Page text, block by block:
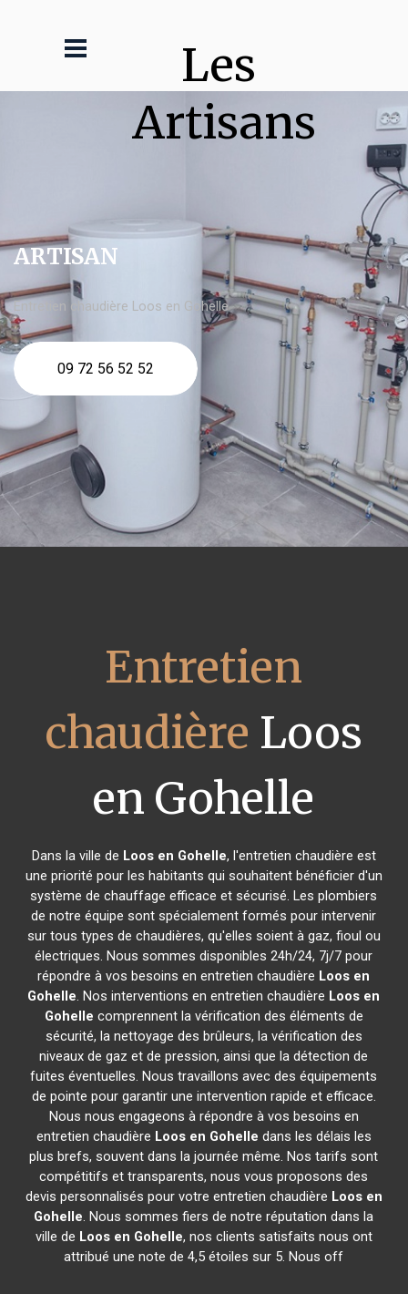
Les
Artisans
ARTISAN
Entretien chaudière Loos en Gohelle
09 72 56 52 52
Entretien
chaudière Loos
en Gohelle
Dans la ville de Loos en Gohelle, l'entretien chaudière est
une priorité pour les habitants qui souhaitent bénéficier d'un
système de chauffage efficace et sécurisé. Les plombiers
de notre équipe sont spécialement formés pour intervenir
sur tous types de chaudières, qu'elles soient à gaz, fioul ou
électriques. Nous sommes disponibles 24h/24, 7j/7 pour
répondre à vos besoins en entretien chaudière Loos en
Gohelle. Nos interventions en entretien chaudière Loos en
Gohelle comprennent la vérification des éléments de
sécurité, la nettoyage des brûleurs, la vérification des
niveaux de gaz et de pression, ainsi que la détection de
fuites éventuelles. Nous travaillons avec des équipements
de pointe pour garantir une intervention rapide et efficace.
Nous nous engageons à répondre à vos besoins en
entretien chaudière Loos en Gohelle dans les délais les
plus brefs, souvent dans la journée même. Nos tarifs sont
compétitifs et transparents, nous vous proposons des
devis personnalisés pour votre entretien chaudière Loos en
Gohelle. Nous sommes fiers de notre réputation dans la
ville de Loos en Gohelle, nos clients satisfaits nous ont
attribué une note de 4,5 étoiles sur 5. Nous off